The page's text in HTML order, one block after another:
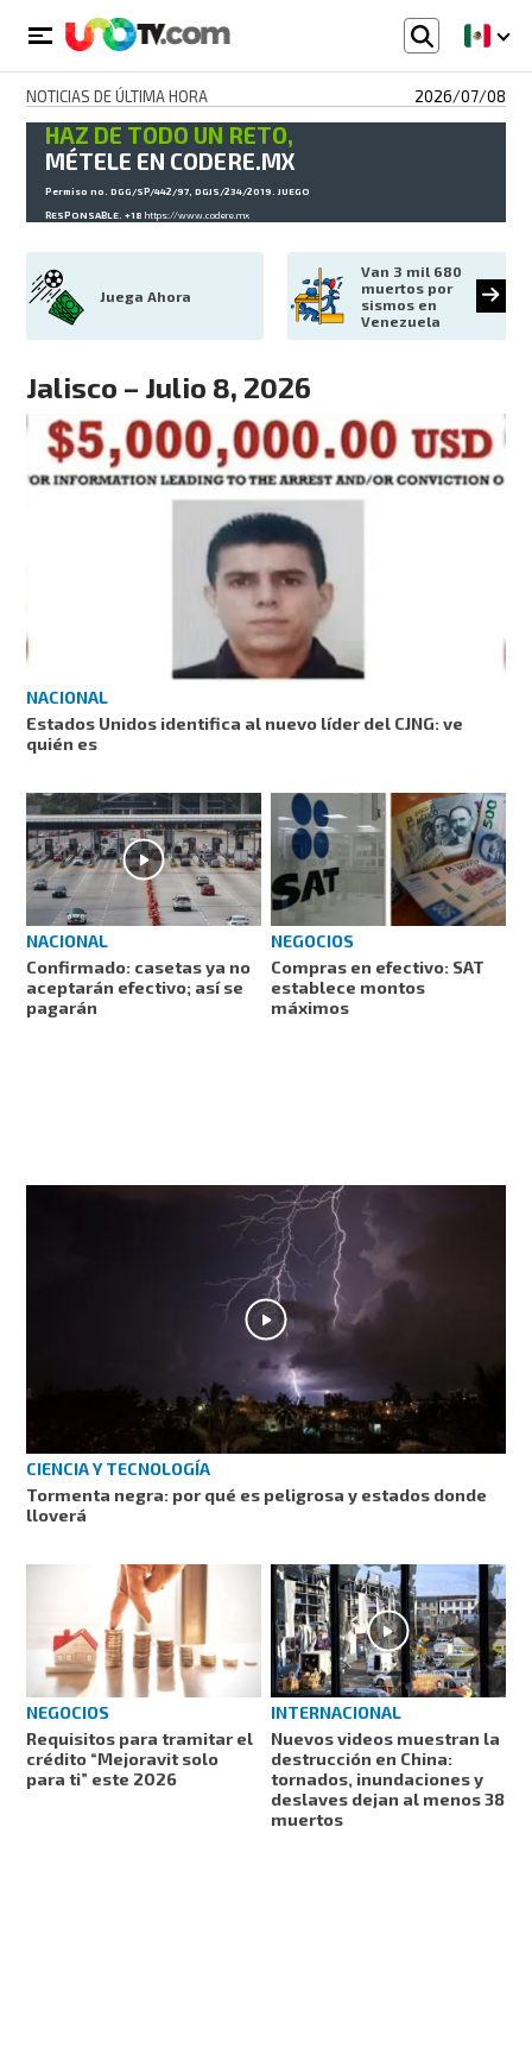
NOTICIAS DE ÚLTIMA HORA 2026/07/08
HAZ DE TODO UN RETO,
MÉTELE EN CODERE.MX
Permiso no. DGG/SP/442/97, DGJS/234/2019. JUEGO
RESPONSABLE. +18https://www.codere.mx
Juega Ahora
Van 3 mil 680
muertos por
sismos en
Venezuela
Jalisco – Julio 8, 2026
NACIONAL
Estados Unidos identifica al nuevo líder del CJNG: ve
quién es
NACIONAL
Confirmado: casetas ya no
aceptarán efectivo; así se
pagarán
NEGOCIOS
Compras en efectivo: SAT
establece montos
máximos
CIENCIA Y TECNOLOGÍA
Tormenta negra: por qué es peligrosa y estados donde
lloverá
NEGOCIOS
Requisitos para tramitar el
crédito “Mejoravit solo
para ti” este 2026
INTERNACIONAL
Nuevos videos muestran la
destrucción en China:
tornados, inundaciones y
deslaves dejan al menos 38
muertos